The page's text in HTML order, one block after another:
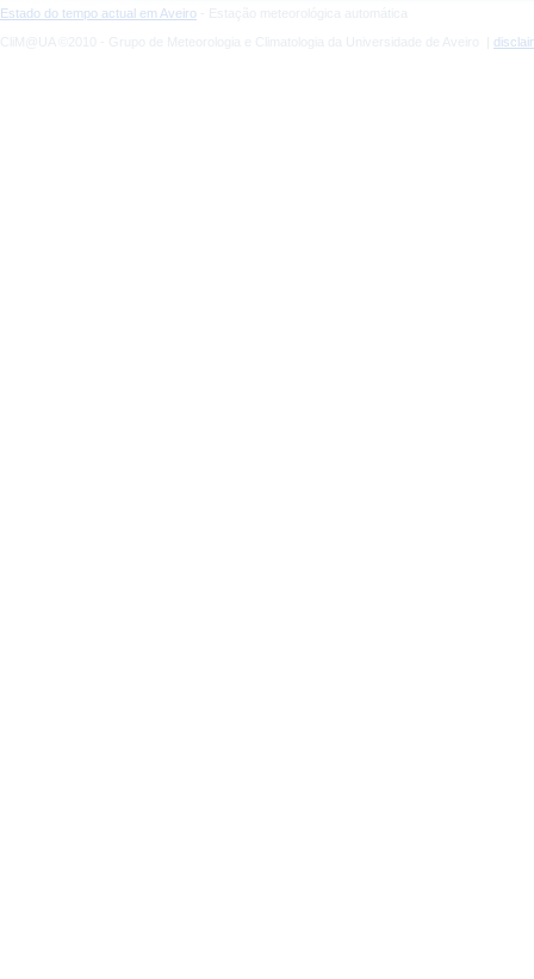
Estado do tempo actual em Aveiro - Estação meteorológica automática
CliM@UA ©2010 - Grupo de Meteorologia e Climatologia da Universidade de Aveiro |